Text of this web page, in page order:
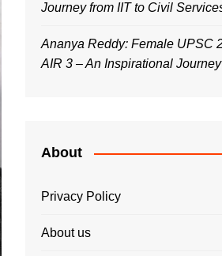
Journey from IIT to Civil
Ananya Reddy: Female UPSC
AIR 3 – An Inspirational Journey
About
Privacy Policy
About us